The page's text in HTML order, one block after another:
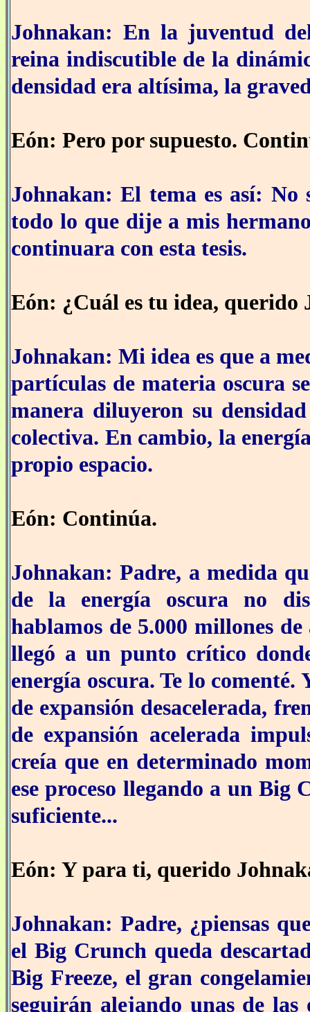
Johnakan: En la juventud
reina indiscutible de la
densidad era altísima, la
Eón: Pero por supuesto.
Johnakan: El tema es así:
todo lo que dije a mis
continuara con esta tesis.
Eón: ¿Cuál es tu idea, querido
Johnakan: Mi idea es que a
partículas de materia oscura
manera diluyeron su
colectiva. En cambio, la
propio espacio.
Eón: Continúa.
Johnakan: Padre, a medida
de la energía oscura no
hablamos de 5.000 millones
llegó a un punto crítico
energía oscura. Te lo comenté.
de expansión desacelerada,
de expansión acelerada
creía que en determinado
ese proceso llegando a un Big
suficiente...
Eón: Y para ti, querido
Johnakan: Padre, ¿piensas
el Big Crunch queda
Big Freeze, el gran
seguirán alejando unas de